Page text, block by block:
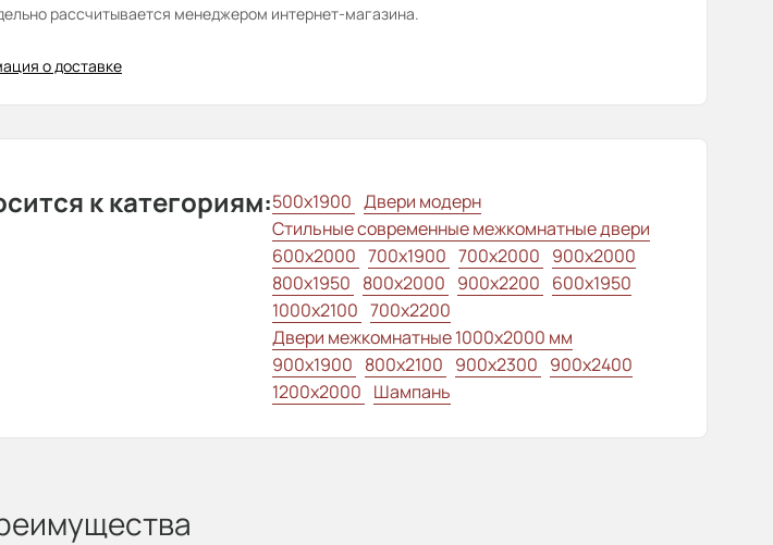
рассчитывается менеджером интернет-магазина.
о доставке
к категориям:500x1900 Двери модерн
Стильные современные межкомнатные двери
600x2000 700x1900 700x2000 900x2000
800х1950 800x2000 900x2200 600x1950
1000x2100 700x2200
Двери межкомнатные 1000х2000 мм
900x1900 800x2100 900x2300 900x2400
1200x2000 Шампань